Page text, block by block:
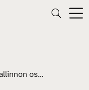
Cupore hakee henkilöstö- ja taloushallinnon osaajaa